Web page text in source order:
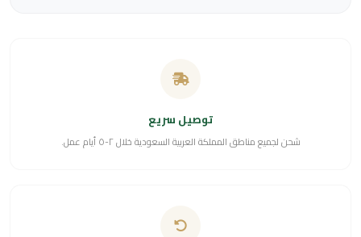
توصيل سريع
شحن لجميع مناطق المملكة العربية السعودية خلال ٢-٥ أيام عمل.